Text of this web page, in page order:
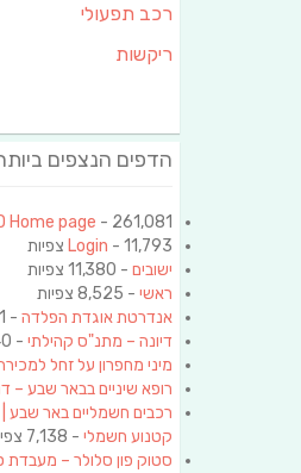
רכב תפעולי
ריקשות
הדפים הנצפים
Home page - 261,081 צפיות
Login - 11,793 צפיות
ישובים - 11,380 צפיות
ראשי - 8,525 צפיות
אנדרטת אוגדת הפלדה - 8,251 צפיות
דיונה – מתנ"ס קהילתי - 7,740 צפיות
מיני מחפרון על זחל
רופא שיניים בבאר שבע –
רכבים חשמליים באר שבע |
קטנוע חשמלי - 7,138 צפיות
סטוק פון סלולר – מעבדת